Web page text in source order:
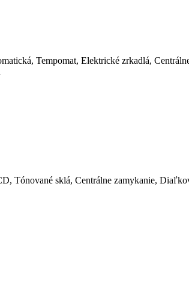
Tempomat, Elektrické zrkadlá,
Tónované sklá, Centrálne zamykanie,